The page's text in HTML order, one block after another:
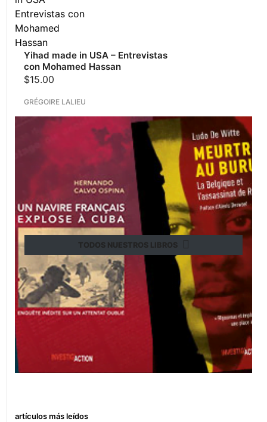
Yihad made in USA – Entrevistas
con Mohamed Hassan
$15.00
GRÉGOIRE LALIEU
TODOS NUESTROS LIBROS
artículos más leídos